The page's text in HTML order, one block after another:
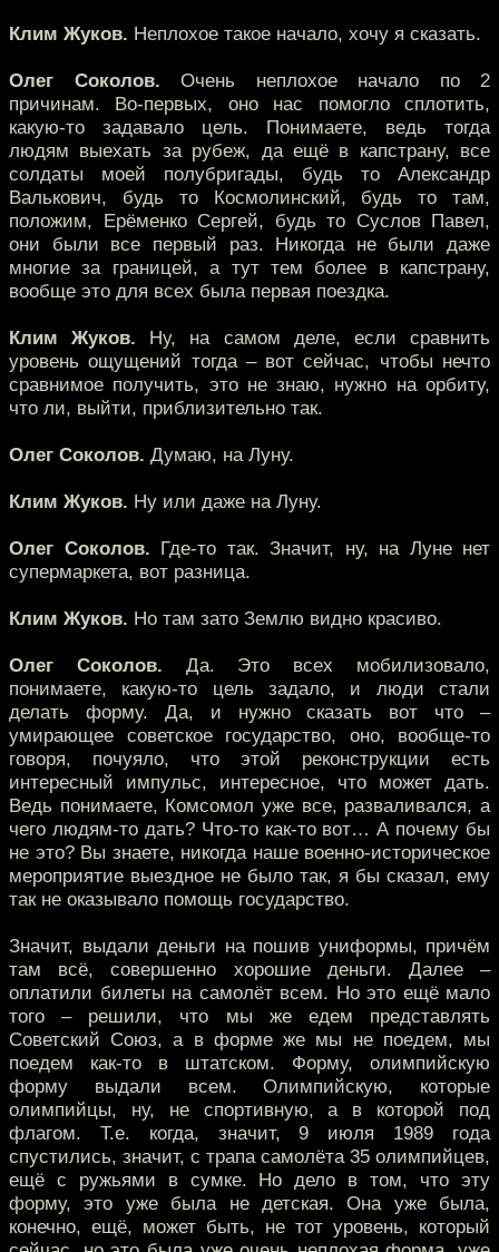
Клим Жуков. Неплохое такое начало, хочу я сказать.
Олег Соколов. Очень неплохое начало по 2
причинам. Во-первых, оно нас помогло сплотить,
какую-то задавало цель. Понимаете, ведь тогда
людям выехать за рубеж, да ещё в капстрану, все
солдаты моей полубригады, будь то Александр
Валькович, будь то Космолинский, будь то там,
положим, Ерёменко Сергей, будь то Суслов Павел,
они были все первый раз. Никогда не были даже
многие за границей, а тут тем более в капстрану,
вообще это для всех была первая поездка.
Клим Жуков. Ну, на самом деле, если сравнить
уровень ощущений тогда – вот сейчас, чтобы нечто
сравнимое получить, это не знаю, нужно на орбиту,
что ли, выйти, приблизительно так.
Олег Соколов. Думаю, на Луну.
Клим Жуков. Ну или даже на Луну.
Олег Соколов. Где-то так. Значит, ну, на Луне нет
супермаркета, вот разница.
Клим Жуков. Но там зато Землю видно красиво.
Олег Соколов. Да. Это всех мобилизовало,
понимаете, какую-то цель задало, и люди стали
делать форму. Да, и нужно сказать вот что –
умирающее советское государство, оно, вообще-то
говоря, почуяло, что этой реконструкции есть
интересный импульс, интересное, что может дать.
Ведь понимаете, Комсомол уже все, разваливался, а
чего людям-то дать? Что-то как-то вот… А почему бы
не это? Вы знаете, никогда наше военно-историческое
мероприятие выездное не было так, я бы сказал, ему
так не оказывало помощь государство.
Значит, выдали деньги на пошив униформы, причём
там всё, совершенно хорошие деньги. Далее –
оплатили билеты на самолёт всем. Но это ещё мало
того – решили, что мы же едем представлять
Советский Союз, а в форме же мы не поедем, мы
поедем как-то в штатском. Форму, олимпийскую
форму выдали всем. Олимпийскую, которые
олимпийцы, ну, не спортивную, а в которой под
флагом. Т.е. когда, значит, 9 июля 1989 года
спустились, значит, с трапа самолёта 35 олимпийцев,
ещё с ружьями в сумке. Но дело в том, что эту
форму, это уже была не детская. Она уже была,
конечно, ещё, может быть, не тот уровень, который